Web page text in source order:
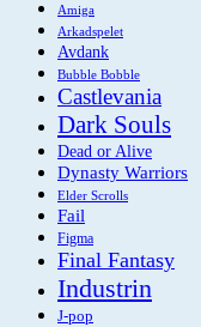
Amiga
Arkadspelet
Avdank
Bubble Bobble
Castlevania
Dark Souls
Dead or Alive
Dynasty Warriors
Elder Scrolls
Fail
Figma
Final Fantasy
Industrin
J-pop